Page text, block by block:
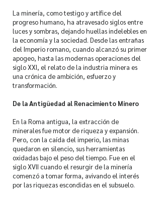
La minería, como testigo y artífice del
progreso humano, ha atravesado siglos entre
luces y sombras, dejando huellas indelebles en
la economía y la sociedad. Desde las entrañas
del Imperio romano, cuando alcanzó su primer
apogeo, hasta las modernas operaciones del
siglo XXI, el relato de la industria minera es
una crónica de ambición, esfuerzo y
transformación.
De la Antigüedad al Renacimiento Minero
En la Roma antigua, la extracción de
minerales fue motor de riqueza y expansión.
Pero, con la caída del imperio, las minas
quedaron en silencio, sus herramientas
oxidadas bajo el peso del tiempo. Fue en el
siglo XVII cuando el resurgir de la minería
comenzó a tomar forma, avivando el interés
por las riquezas escondidas en el subsuelo.